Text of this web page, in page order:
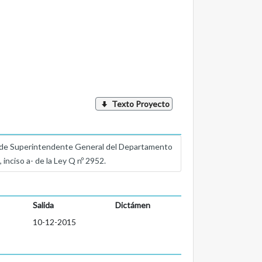
Texto Proyecto
Superintendente General del Departamento
a- de la Ley Q nº 2952.
Salida
Dictámen
10-12-2015